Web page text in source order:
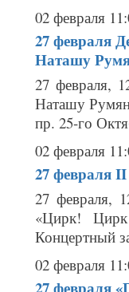
02 февраля
27 февраля
Наташу
27 февраля,
Наташу
пр. 25-го
02 февраля
27 февраляII
27 февраля,
«Цирк!
Концертный
02 февраля
27 февраля